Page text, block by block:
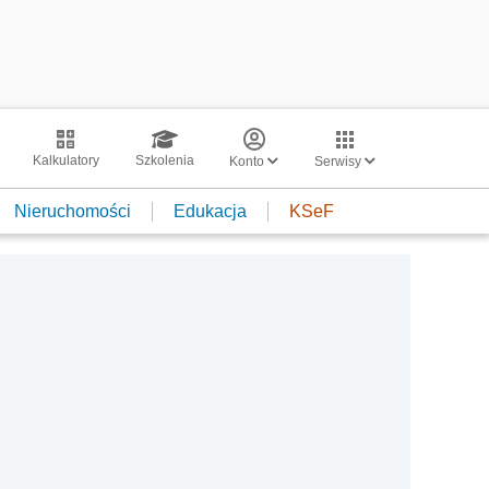
Kalkulatory Szkolenia Konto Serwisy
Nieruchomości Edukacja KSeF